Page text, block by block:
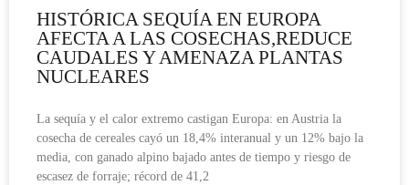
HISTÓRICA SEQUÍA EN EUROPA
AFECTA A LAS COSECHAS,REDUCE
CAUDALES Y AMENAZA PLANTAS
NUCLEARES
La sequía y el calor extremo castigan Europa: en Austria la
cosecha de cereales cayó un 18,4% interanual y un 12% bajo la
media, con ganado alpino bajado antes de tiempo y riesgo de
escasez de forraje; récord de 41,2